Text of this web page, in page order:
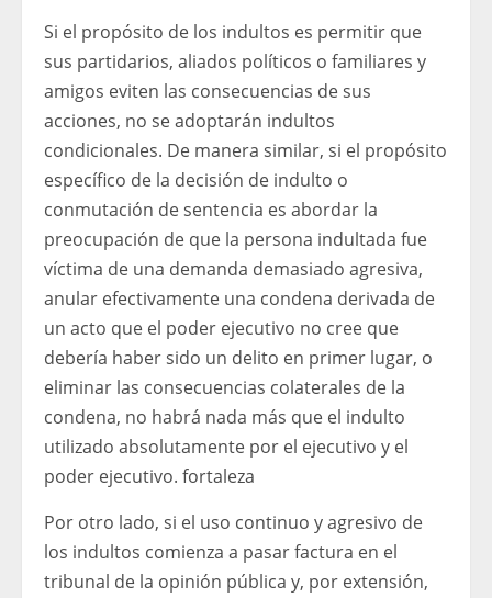
Si el propósito de los indultos es permitir que
sus partidarios, aliados políticos o familiares y
amigos eviten las consecuencias de sus
acciones, no se adoptarán indultos
condicionales. De manera similar, si el propósito
específico de la decisión de indulto o
conmutación de sentencia es abordar la
preocupación de que la persona indultada fue
víctima de una demanda demasiado agresiva,
anular efectivamente una condena derivada de
un acto que el poder ejecutivo no cree que
debería haber sido un delito en primer lugar, o
eliminar las consecuencias colaterales de la
condena, no habrá nada más que el indulto
utilizado absolutamente por el ejecutivo y el
poder ejecutivo. fortaleza
Por otro lado, si el uso continuo y agresivo de
los indultos comienza a pasar factura en el
tribunal de la opinión pública y, por extensión,